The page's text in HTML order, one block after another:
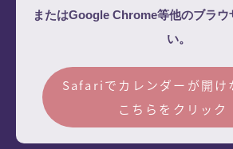
またはGoogle Chrome等他のブラウ
い。
Safariでカレンダーが開け
こちらをクリック